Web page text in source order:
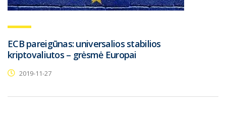
ECB pareigūnas: universalios stabilios
kriptovaliutos – grėsmė Europai
2019-11-27